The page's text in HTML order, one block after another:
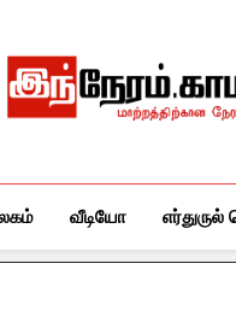
வீடியோ